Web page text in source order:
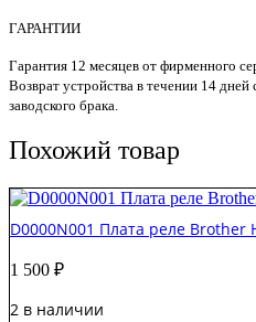
ГАРАНТИИ
Гарантия 12 месяцев от фирменного
Возврат устройства в течении 14
заводского брака.
Похожий товар
D0000N001 Плата реле Brother
1 500 ₽
2 в наличии